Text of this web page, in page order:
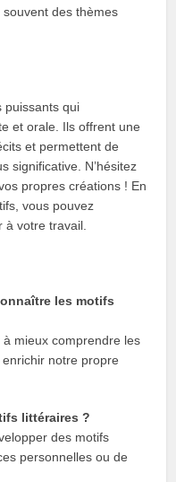
des thèmes
puissants qui
et orale. Ils offrent une
et permettent de
significative. N’hésitez
propres créations ! En
vous pouvez
votre travail.
les motifs
mieux comprendre les
notre propre
littéraires ?
des motifs
personnelles ou de